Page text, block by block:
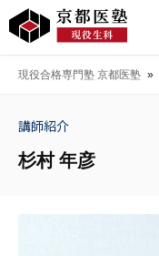
現役合格専門塾 京都医塾 »
講師紹介
杉村 年彦